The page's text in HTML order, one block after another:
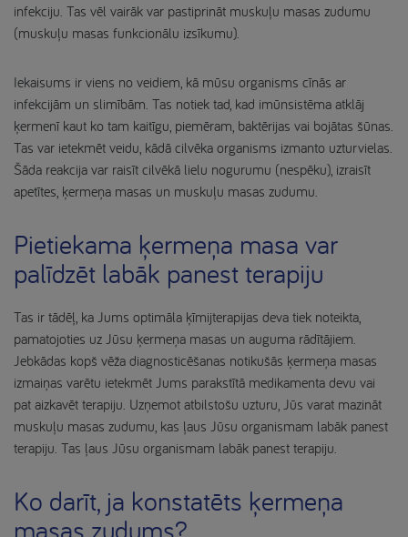
infekciju. Tas vēl vairāk var pastiprināt muskuļu masas zudumu
(muskuļu masas funkcionālu izsīkumu).
Iekaisums ir viens no veidiem, kā mūsu organisms cīnās ar
infekcijām un slimībām. Tas notiek tad, kad imūnsistēma atklāj
ķermenī kaut ko tam kaitīgu, piemēram, baktērijas vai bojātas šūnas.
Tas var ietekmēt veidu, kādā cilvēka organisms izmanto uzturvielas.
Šāda reakcija var raisīt cilvēkā lielu nogurumu (nespēku), izraisīt
apetītes, ķermeņa masas un muskuļu masas zudumu.
Pietiekama ķermeņa masa var
palīdzēt labāk panest terapiju
Tas ir tādēļ, ka Jums optimāla ķīmijterapijas deva tiek noteikta,
pamatojoties uz Jūsu ķermeņa masas un auguma rādītājiem.
Jebkādas kopš vēža diagnosticēšanas notikušās ķermeņa masas
izmaiņas varētu ietekmēt Jums parakstītā medikamenta devu vai
pat aizkavēt terapiju. Uzņemot atbilstošu uzturu, Jūs varat mazināt
muskuļu masas zudumu, kas ļaus Jūsu organismam labāk panest
terapiju. Tas ļaus Jūsu organismam labāk panest terapiju.
Ko darīt, ja konstatēts ķermeņa
masas zudums?